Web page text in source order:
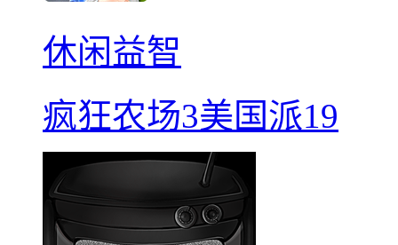
休闲益智
疯狂农场3美国派19